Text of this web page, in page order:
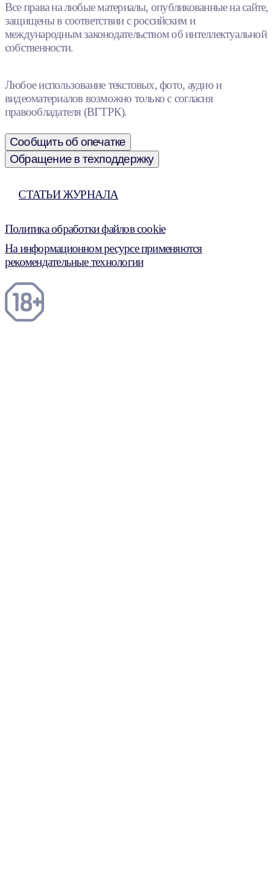
Все права на любые материалы, опубликованные на сайте,
защищены в соответствии с российским и
международным законодательством об интеллектуальной
собственности.
Любое использование текстовых, фото, аудио и
видеоматериалов возможно только с согласия
правообладателя (ВГТРК).
Сообщить об опечатке
Обращение в техподдержку
СТАТЬИ ЖУРНАЛА
Политика обработки файлов cookie
На информационном ресурсе применяются
рекомендательные технологии